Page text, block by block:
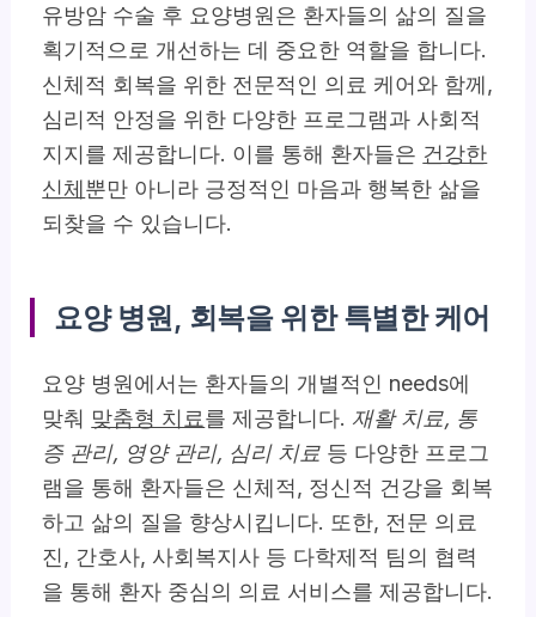
유방암 수술 후 요양병원은 환자들의 삶의 질을
획기적으로 개선하는 데 중요한 역할을 합니다.
신체적 회복을 위한 전문적인 의료 케어와 함께,
심리적 안정을 위한 다양한 프로그램과 사회적
지지를 제공합니다. 이를 통해 환자들은 건강한
신체뿐만 아니라 긍정적인 마음과 행복한 삶을
되찾을 수 있습니다.
요양 병원, 회복을 위한 특별한 케어
요양 병원에서는 환자들의 개별적인 needs에
맞춰 맞춤형 치료를 제공합니다. 재활 치료, 통
증 관리, 영양 관리, 심리 치료 등 다양한 프로그
램을 통해 환자들은 신체적, 정신적 건강을 회복
하고 삶의 질을 향상시킵니다. 또한, 전문 의료
진, 간호사, 사회복지사 등 다학제적 팀의 협력
을 통해 환자 중심의 의료 서비스를 제공합니다.